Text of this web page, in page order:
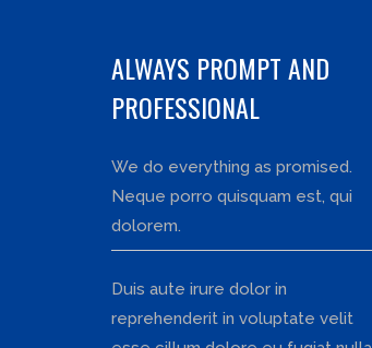
ALWAYS PROMPT AND
PROFESSIONAL
We do everything as promised.
Neque porro quisquam est, qui
dolorem.
Duis aute irure dolor in
reprehenderit in voluptate velit